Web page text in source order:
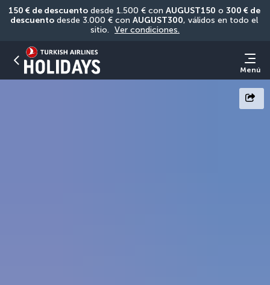
150 € de descuento desde 1.500 € con AUGUST150 o 300 € de
descuento desde 3.000 € con AUGUST300, válidos en todo el
sitio. Ver condiciones.
Menú